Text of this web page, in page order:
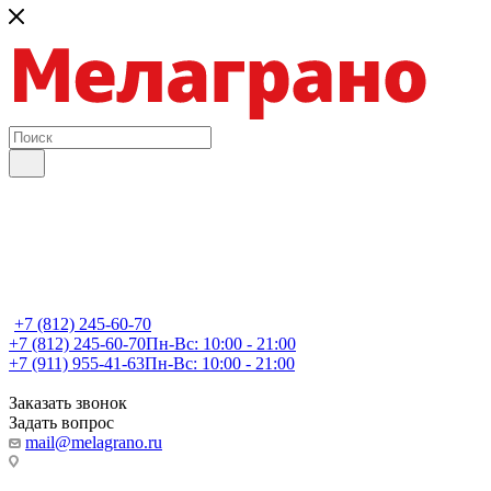
+7 (812) 245-60-70
+7 (812) 245-60-70Пн-Вс: 10:00 - 21:00
+7 (911) 955-41-63Пн-Вс: 10:00 - 21:00
Заказать звонок
Задать вопрос
mail@melagrano.ru